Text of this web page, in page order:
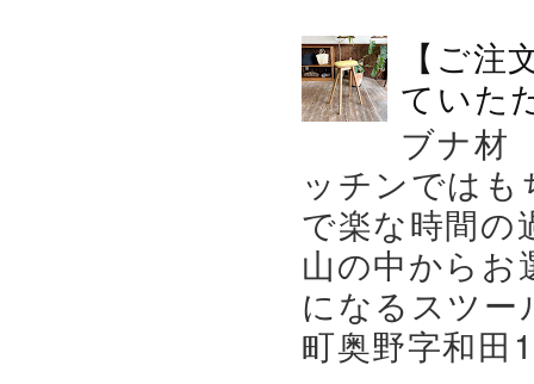
【ご
ていた
ブナ材
ッチンでは
で楽な時間の
山の中から
になるスツー
町奥野字和